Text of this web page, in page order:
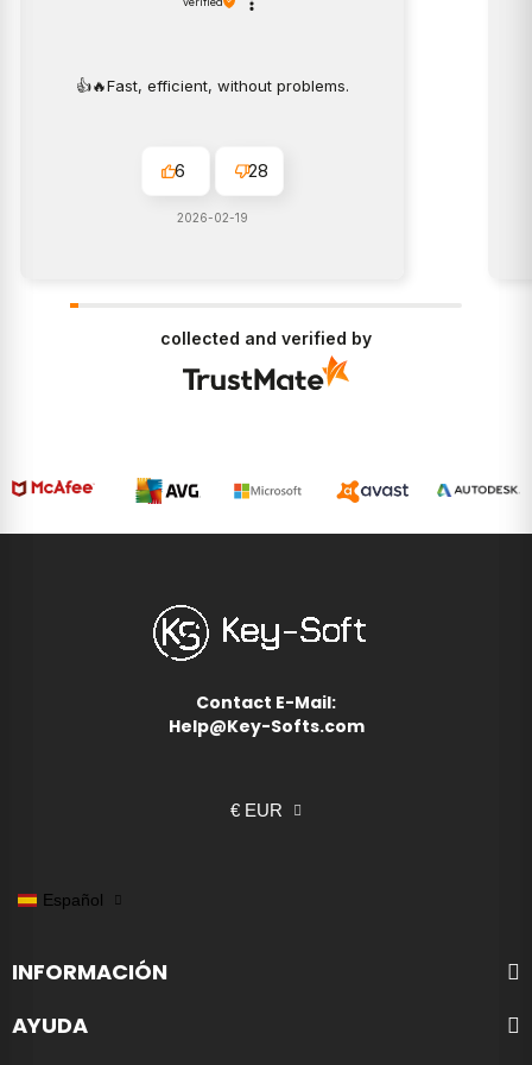
👍️🔥Fast, efficient, without problems.
6 28
2026-02-19
collected and verified by
Contact E-Mail:
Help@Key-Softs.com
€ EUR
Español
INFORMACIÓN
AYUDA